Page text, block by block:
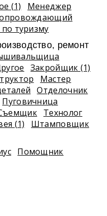
(1)
Менеджер
туризму
ремонт
Закройщик (1)
Мастер
Отделочник
Пуговичница
Технолог
(1) Штамповщик
Помощник